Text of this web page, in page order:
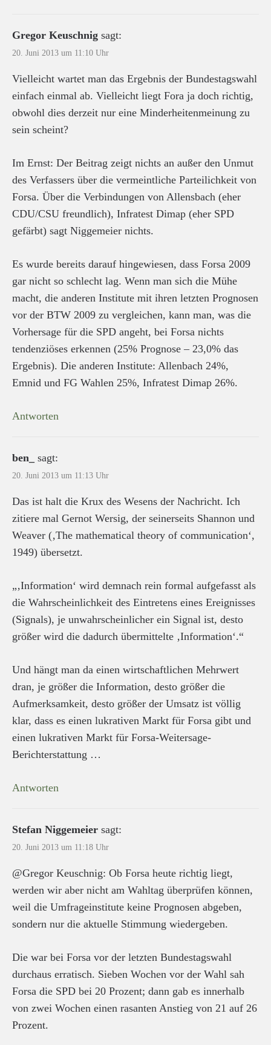
Gregor Keuschnig sagt:
20. Juni 2013 um 11:10 Uhr
Vielleicht wartet man das Ergebnis der Bundestagswahl
einfach einmal ab. Vielleicht liegt Fora ja doch richtig,
obwohl dies derzeit nur eine Minderheitenmeinung zu
sein scheint?
Im Ernst: Der Beitrag zeigt nichts an außer den Unmut
des Verfassers über die vermeintliche Parteilichkeit von
Forsa. Über die Verbindungen von Allensbach (eher
CDU/CSU freundlich), Infratest Dimap (eher SPD
gefärbt) sagt Niggemeier nichts.
Es wurde bereits darauf hingewiesen, dass Forsa 2009
gar nicht so schlecht lag. Wenn man sich die Mühe
macht, die anderen Institute mit ihren letzten Prognosen
vor der BTW 2009 zu vergleichen, kann man, was die
Vorhersage für die SPD angeht, bei Forsa nichts
tendenziöses erkennen (25% Prognose – 23,0% das
Ergebnis). Die anderen Institute: Allenbach 24%,
Emnid und FG Wahlen 25%, Infratest Dimap 26%.
Antworten
ben_ sagt:
20. Juni 2013 um 11:13 Uhr
Das ist halt die Krux des Wesens der Nachricht. Ich
zitiere mal Gernot Wersig, der seinerseits Shannon und
Weaver (‚The mathematical theory of communication‘,
1949) übersetzt.
„‚Information‘ wird demnach rein formal aufgefasst als
die Wahrscheinlichkeit des Eintretens eines Ereignisses
(Signals), je unwahrscheinlicher ein Signal ist, desto
größer wird die dadurch übermittelte ‚Information‘.“
Und hängt man da einen wirtschaftlichen Mehrwert
dran, je größer die Information, desto größer die
Aufmerksamkeit, desto größer der Umsatz ist völlig
klar, dass es einen lukrativen Markt für Forsa gibt und
einen lukrativen Markt für Forsa-Weitersage-
Berichterstattung …
Antworten
Stefan Niggemeier sagt:
20. Juni 2013 um 11:18 Uhr
@Gregor Keuschnig: Ob Forsa heute richtig liegt,
werden wir aber nicht am Wahltag überprüfen können,
weil die Umfrageinstitute keine Prognosen abgeben,
sondern nur die aktuelle Stimmung wiedergeben.
Die war bei Forsa vor der letzten Bundestagswahl
durchaus erratisch. Sieben Wochen vor der Wahl sah
Forsa die SPD bei 20 Prozent; dann gab es innerhalb
von zwei Wochen einen rasanten Anstieg von 21 auf 26
Prozent.